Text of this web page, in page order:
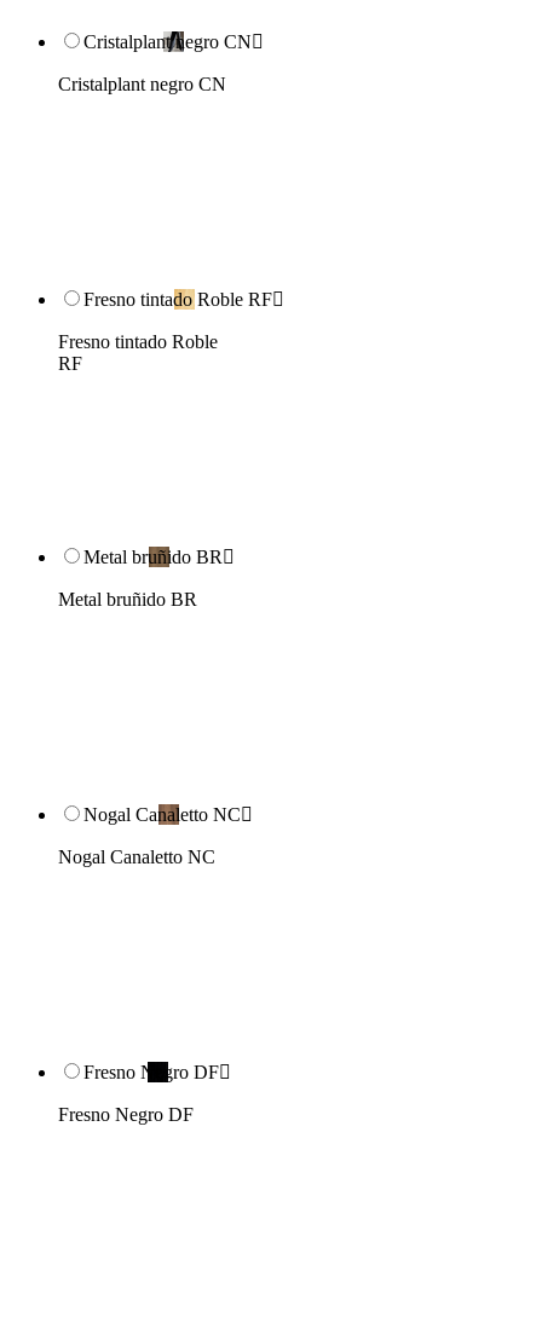
Cristalplant negro CN
Cristalplant negro CN
Fresno tintado Roble RF
Fresno tintado Roble
RF
Metal bruñido BR 
Metal bruñido BR
Nogal Canaletto NC
Nogal Canaletto NC
Fresno Negro DF
Fresno Negro DF